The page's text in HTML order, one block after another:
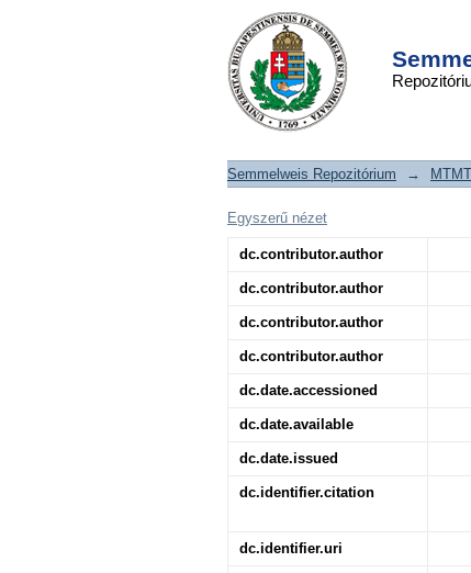
A BCG-oltás
sternalis
DSpace/Manakin Repository
Semmelweis Repozitórium →
Egyszerű nézet
dc.contributor.author
dc.contributor.author
dc.contributor.author
dc.contributor.author
dc.date.accessioned
dc.date.available
dc.date.issued
dc.identifier.citation
dc.identifier.uri